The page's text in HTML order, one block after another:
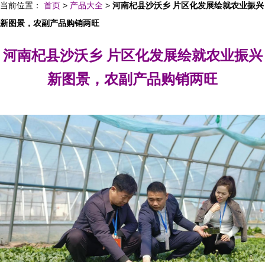
当前位置： 首页 > 产品大全 > 河南杞县沙沃乡 片区化发展绘就农业振兴
新图景，农副产品购销两旺
河南杞县沙沃乡 片区化发展绘就农业振兴
新图景，农副产品购销两旺